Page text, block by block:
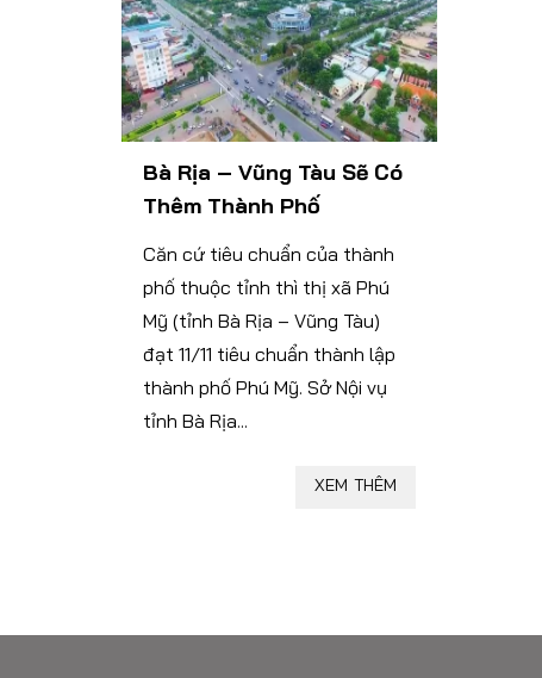
Bà Rịa – Vũng Tàu Sẽ Có
Thêm Thành Phố
Căn cứ tiêu chuẩn của thành
phố thuộc tỉnh thì thị xã Phú
Mỹ (tỉnh Bà Rịa – Vũng Tàu)
đạt 11/11 tiêu chuẩn thành lập
thành phố Phú Mỹ. Sở Nội vụ
tỉnh Bà Rịa...
XEM THÊM